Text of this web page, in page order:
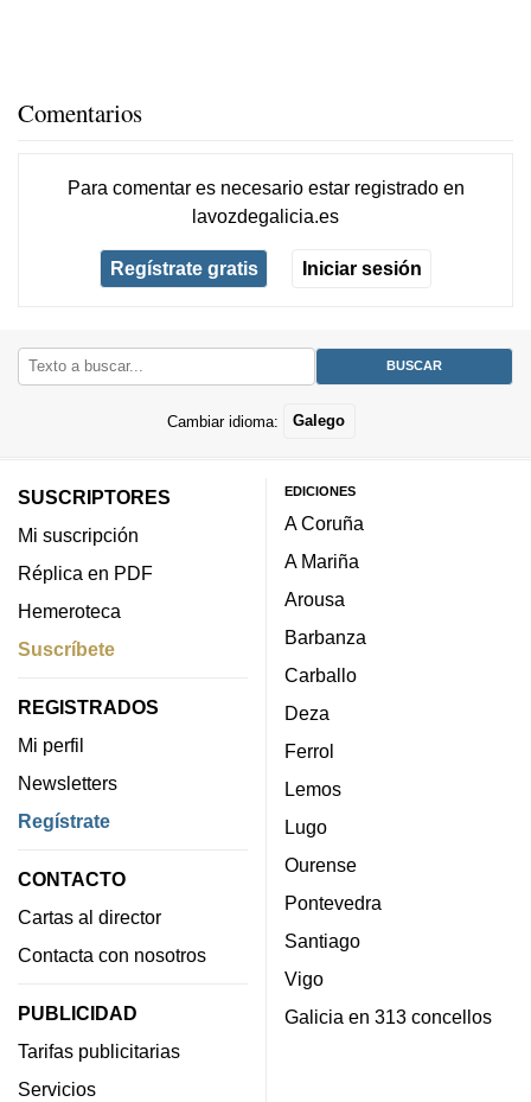
Comentarios
Para comentar es necesario estar registradoen
lavozdegalicia.es
Regístrate gratis Iniciar sesión
Cambiar idioma: Galego
SUSCRIPTORES
Mi suscripción
Réplica en PDF
Hemeroteca
Suscríbete
REGISTRADOS
Mi perfil
Newsletters
Regístrate
CONTACTO
Cartas al director
Contacta con nosotros
PUBLICIDAD
Tarifas publicitarias
Servicios
EDICIONES
A Coruña
A Mariña
Arousa
Barbanza
Carballo
Deza
Ferrol
Lemos
Lugo
Ourense
Pontevedra
Santiago
Vigo
Galicia en 313 concellos